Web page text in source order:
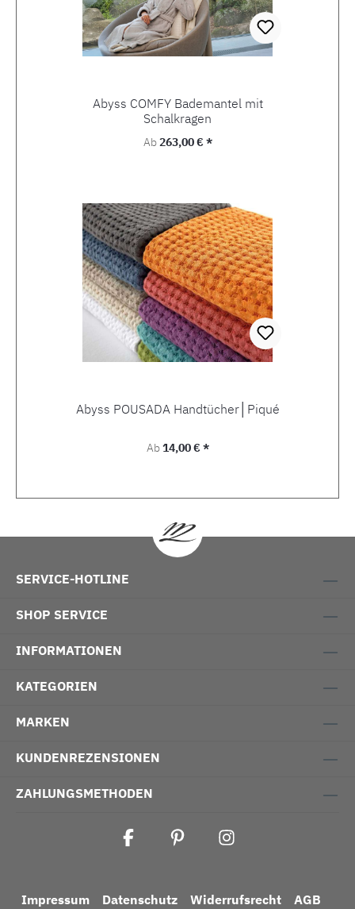
Abyss COMFY Bademantel mit
Schalkragen
Regulärer Preis:
Ab263,00 € *
Abyss POUSADA Handtücher│Piqué
Regulärer Preis:
Ab14,00 € *
SERVICE-HOTLINE
SHOP SERVICE
INFORMATIONEN
KATEGORIEN
MARKEN
KUNDENREZENSIONEN
ZAHLUNGSMETHODEN
Impressum Datenschutz Widerrufsrecht AGB